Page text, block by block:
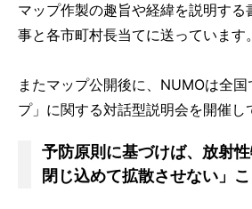
マップ作製の趣旨や経緯を説明する
事と各市町村長当てに送っています。
またマップ公開後に、NUMOは全
プ」に関する対話型説明会を開催し
予防原則に基づけば、放射
閉じ込めて拡散させない」こ